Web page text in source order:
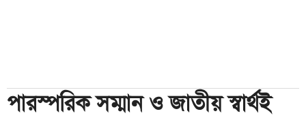
পারস্পরিক সম্মান ও জাতীয় স্বার্থই